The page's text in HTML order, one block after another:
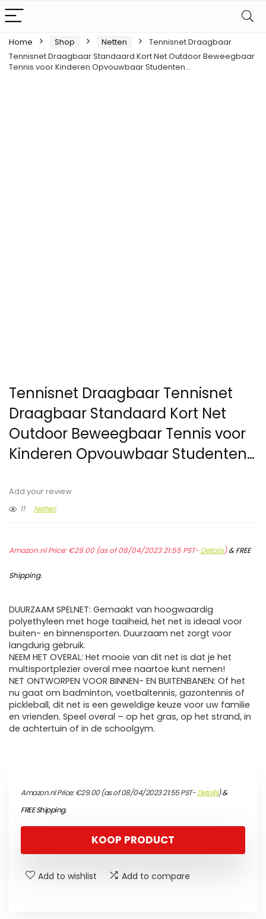
Home Shop Netten
Tennisnet Draagbaar
Tennisnet Draagbaar Standaard Kort Net Outdoor Beweegbaar
Tennis voor Kinderen Opvouwbaar Studenten…
Tennisnet Draagbaar Tennisnet
Draagbaar Standaard Kort Net
Outdoor Beweegbaar Tennis voor
Kinderen Opvouwbaar Studenten…
Add your review
11
Netten
Amazon.nl Price:€29.00(as of 08/04/2023 21:55 PST- Details)&FREE
Shipping.
DUURZAAM SPELNET: Gemaakt van hoogwaardig
polyethyleen met hoge taaiheid, het net is ideaal voor
buiten- en binnensporten. Duurzaam net zorgt voor
langdurig gebruik.
NEEM HET OVERAL: Het mooie van dit net is dat je het
multisportplezier overal mee naartoe kunt nemen!
NET ONTWORPEN VOOR BINNEN- EN BUITENBANEN: Of het
nu gaat om badminton, voetbaltennis, gazontennis of
pickleball, dit net is een geweldige keuze voor uw familie
en vrienden. Speel overal – op het gras, op het strand, in
de achtertuin of in de schoolgym.
Amazon.nl Price:€29.00(as of 08/04/2023 21:55 PST-Details)&
FREE Shipping.
KOOP PRODUCT
Add to wishlist Add to compare